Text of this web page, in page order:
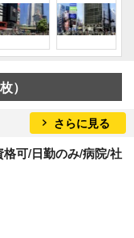
）
さらに見る
格可/日勤のみ/病院/社